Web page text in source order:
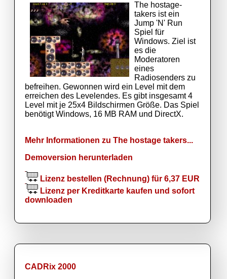
The hostage-
takers ist ein
Jump 'N' Run
Spiel für
Windows. Ziel ist
es die
Moderatoren
eines
Radiosenders zu
befreihen. Gewonnen wird ein Level mit dem
erreichen des Levelendes. Es gibt insgesamt 4
Level mit je 25x4 Bildschirmen Größe. Das Spiel
benötigt Windows, 16 MB RAM und DirectX.
Mehr Informationen zu The hostage takers...
Demoversion herunterladen
Lizenz bestellen (Rechnung) für 6,37 EUR
Lizenz per Kreditkarte kaufen und sofort
downloaden
CADRix 2000